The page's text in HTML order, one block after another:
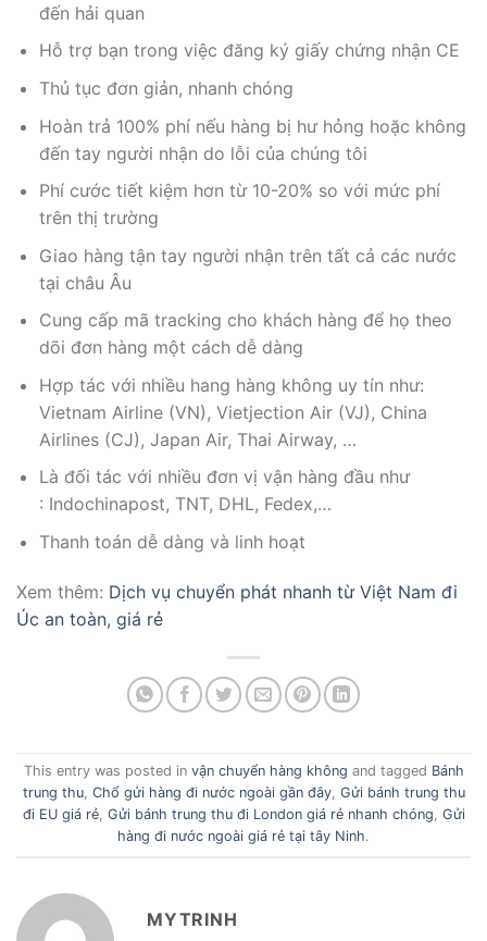
đến hải quan
Hỗ trợ bạn trong việc đăng ký giấy chứng nhận CE
Thủ tục đơn giản, nhanh chóng
Hoàn trả 100% phí nếu hàng bị hư hỏng hoặc không
đến tay người nhận do lỗi của chúng tôi
Phí cước tiết kiệm hơn từ 10-20% so với mức phí
trên thị trường
Giao hàng tận tay người nhận trên tất cả các nước
tại châu Âu
Cung cấp mã tracking cho khách hàng để họ theo
dõi đơn hàng một cách dễ dàng
Hợp tác với nhiều hang hàng không uy tín như:
Vietnam Airline (VN), Vietjection Air (VJ), China
Airlines (CJ), Japan Air, Thai Airway, …
Là đối tác với nhiều đơn vị vận hàng đầu như
: Indochinapost, TNT, DHL, Fedex,…
Thanh toán dễ dàng và linh hoạt
Xem thêm: Dịch vụ chuyển phát nhanh từ Việt Nam đi
Úc an toàn, giá rẻ
This entry was posted in vận chuyển hàng không and tagged Bánh
trung thu, Chổ gửi hàng đi nước ngoài gần đây, Gửi bánh trung thu
đi EU giá rẻ, Gửi bánh trung thu đi London giá rẻ nhanh chóng, Gửi
hàng đi nước ngoài giá rẻ tại tây Ninh.
MYTRINH